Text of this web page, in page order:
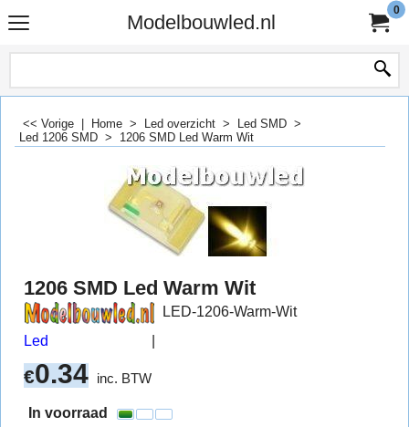
Modelbouwled.nl
0
<< Vorige Home > Led overzicht > Led SMD >
Led 1206 SMD > 1206 SMD Led Warm Wit
1206 SMD Led Warm Wit
Led
LED-1206-Warm-Wit
€0.34 inc. BTW
In voorraad